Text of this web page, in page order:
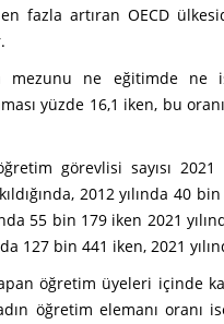
fazla artıran OECD
mezunu ne eğitimde ne
yüzde 16,1 iken, bu
görevlisi sayısı 2021
2012 yılında 40
55 bin 179 iken 2021
127 bin 441 iken, 2021
öğretim üyeleri içinde
öğretim elemanı oranı